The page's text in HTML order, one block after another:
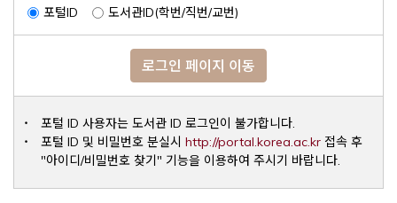
포털ID 도서관ID(학번/직번/교번)
로그인 페이지 이동
포털 ID 사용자는 도서관 ID 로그인이 불가합니다.
포털 ID 및 비밀번호 분실시 http://portal.korea.ac.krOpens a
접속 후
"아이디/비밀번호 찾기" 기능을 이용하여 주시기 바랍니다.